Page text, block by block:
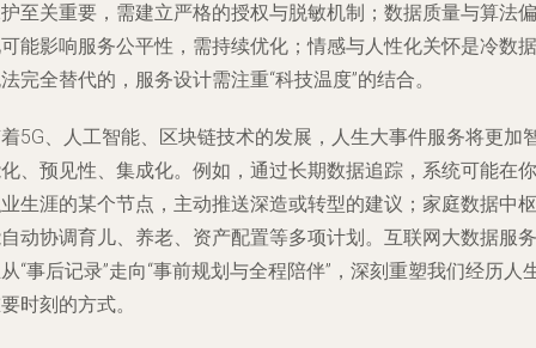
至关重要，需建立严格的授权与脱敏机制； 数据质量与算法偏
可能影响服务公平性，需持续优化；情感与人性化关怀是冷数据
完全替代的，服务设计需注重“科技温度”的结合。
5G、人工智能、区块链技术的发展，人生大事件服务将更加
、预见性、集成化。例如，通过长期数据追踪，系统可能在你
生涯的某个节点，主动推送深造或转型的建议；家庭数据中枢
动协调育儿、养老、资产配置等多项计划。互联网大数据服务
“事后记录”走向“事前规划与全程陪伴”，深刻重塑我们经历人
时刻的方式。